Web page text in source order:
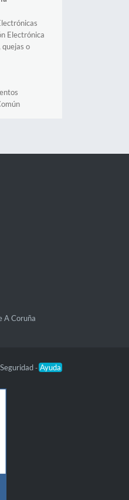
Electrónica
quejas o
A Coruña
Seguridad - Ayuda